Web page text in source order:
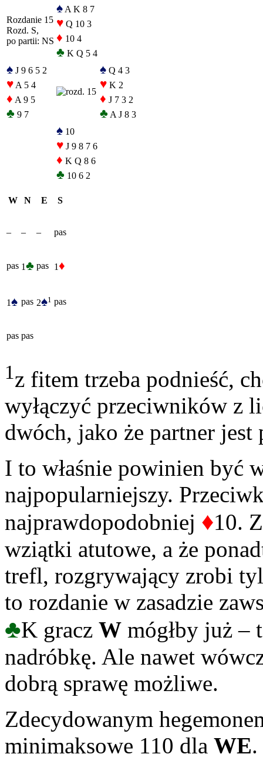
Rozdanie 15
Rozd. S,
po partii: NS
♠ A K 8 7
♥ Q 10 3
♦ 10 4
♣ K Q 5 4
♠ J 9 6 5 2
♥ A 5 4
♦ A 9 5
♣ 9 7
♠ Q 4 3
♥ K 2
♦ J 7 3 2
♣ A J 8 3
♠ 10
♥ J 9 8 7 6
♦ K Q 8 6
♣ 10 6 2
W N E S
– – – pas
pas 1♣ pas 1♦
1♠ pas 2♠1 pas
pas pas
1z fitem trzeba podnieść,
wyłączyć przeciwników z
dwóch, jako że partner jest
I to właśnie powinien być
najpopularniejszy.
najprawdopodobniej ♦10.
wziątki atutowe, a że
trefl, rozgrywający zrobi
to rozdanie w zasadzie
♣K gracz W mógłby już –
nadróbkę. Ale nawet
dobrą sprawę możliwe.
Zdecydowanym
minimaksowe 110 dla WE.